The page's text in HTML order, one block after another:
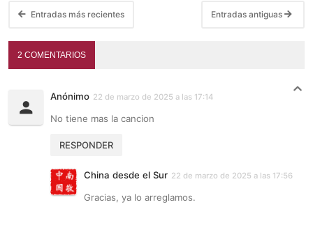
Entradas más recientes Entradas antiguas
2 COMENTARIOS
Anónimo 22 de marzo de 2025 a las 17:14
No tiene mas la cancion
RESPONDER
China desde el Sur 22 de marzo de 2025 a las 17:56
Gracias, ya lo arreglamos.